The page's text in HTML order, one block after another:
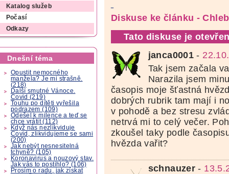
Katalog služeb
Počasí
Odkazy
Dnešní téma
Opustit nemocného
manžela? Je mi strašně.
(218)
Další smutné Vánoce.
Covid (219)
Touhu po dítěti vyřešila
podrazem (109)
Odešel k milence a teď se
chce vrátit (112)
Když nás nezlikviduje
Covid, zlikvidujeme se sami
(200)
Jak nebýt nesnesitelná
tchyně? (105)
Koronavirus a nouzový stav.
Jak vás to postihlo? (106)
Prosím o radu, jak získat
Diskuse ke článku -
Tato diskuse je
janca0001 -
Tak jsem začala
Narazila jsem
časopis moje šťastná
dobrých rubrik tam mají i
v pohodě a bez stresu
netrvá mi to celý večer.
zkoušel taky podle
hvězda vařit?
schnauzer -